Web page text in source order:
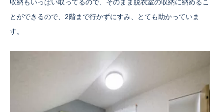
収納もいっぱい取ってるので、そのまま脱衣室の収納に納めるこ
とができるので、2階まで行かずにすみ、とても助かっていま
す。